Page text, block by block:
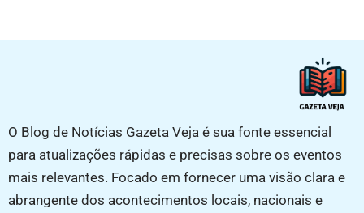
O Blog de Notícias Gazeta Veja é sua fonte essencial
para atualizações rápidas e precisas sobre os eventos
mais relevantes. Focado em fornecer uma visão clara e
abrangente dos acontecimentos locais, nacionais e